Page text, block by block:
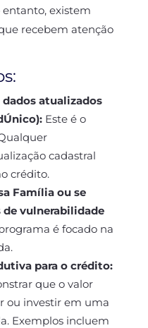
entanto, existem
recebem atenção
atualizados
Este é o
cadastral
crédito.
Família ou se
vulnerabilidade
é focado na
para o crédito:
que o valor
ou investir em uma
Exemplos incluem